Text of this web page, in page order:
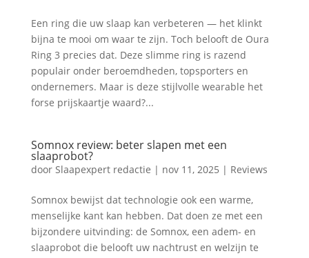
Een ring die uw slaap kan verbeteren — het klinkt
bijna te mooi om waar te zijn. Toch belooft de Oura
Ring 3 precies dat. Deze slimme ring is razend
populair onder beroemdheden, topsporters en
ondernemers. Maar is deze stijlvolle wearable het
forse prijskaartje waard?...
Somnox review: beter slapen met een
slaaprobot?
door Slaapexpert redactie | nov 11, 2025 | Reviews
Somnox bewijst dat technologie ook een warme,
menselijke kant kan hebben. Dat doen ze met een
bijzondere uitvinding: de Somnox, een adem- en
slaaprobot die belooft uw nachtrust en welzijn te